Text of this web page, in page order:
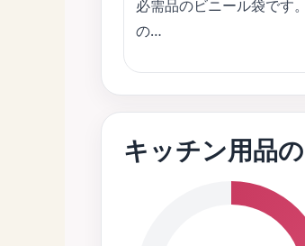
必需品のビニール袋です
の…
キッチン用品